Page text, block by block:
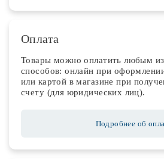
Оплата
Товары можно оплатить любым
способов: онлайн при
или картой в магазине при
счету (для юридических лиц).
Подробнее об